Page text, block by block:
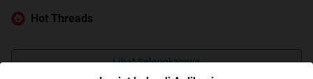
Hot Threads
Lihat Selengkapnya